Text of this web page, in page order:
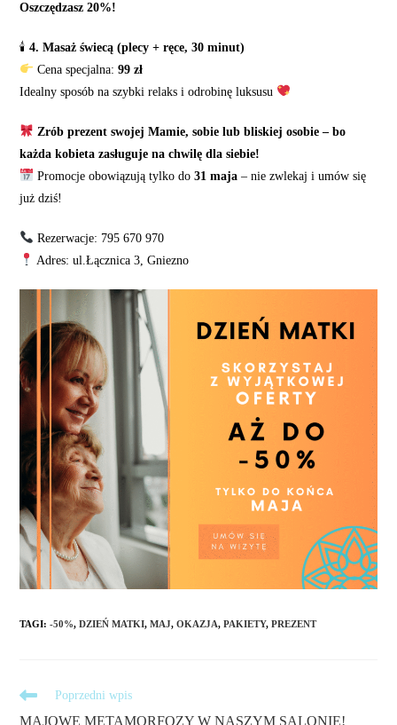
Oszczędzasz 20%!
🕯4. Masaż świecą (plecy + ręce, 30 minut)
Cena specjalna:99 zł
Idealny sposób na szybki relaks i odrobinę luksusu
Zrób prezent swojej Mamie, sobie lub bliskiej osobie – bo
każda kobieta zasługuje na chwilę dla siebie!
Promocje obowiązują tylko do31 maja – nie zwlekaj i umów się
już dziś!
Rezerwacje: 795 670 970
Adres: ul.Łącznica 3, Gniezno
TAGI:-50%, DZIEŃ MATKI, MAJ, OKAZJA, PAKIETY, PREZENT
artykułyPoprzedni wpis
MAJOWE METAMORFOZY W NASZYM SALONIE!